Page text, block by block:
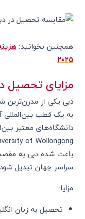
همچنین بخوانید:
۲۰۲۵
مزایای تحصیل
دبی یکی از
به یک قطب
باعث شده دبی به
سراسر جهان تبدیل
مزایا:
تحصیل به زبان